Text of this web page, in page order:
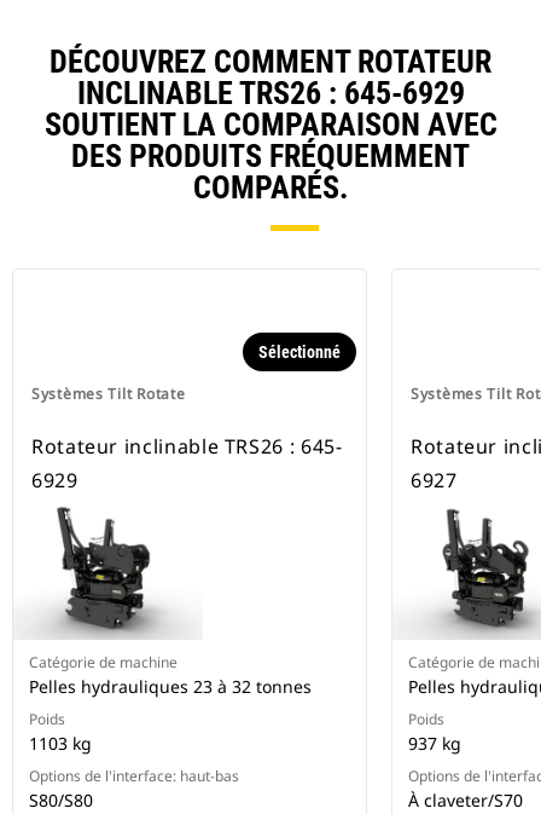
DÉCOUVREZ COMMENT ROTATEUR
INCLINABLE TRS26 : 645-6929
SOUTIENT LA COMPARAISON AVEC
DES PRODUITS FRÉQUEMMENT
COMPARÉS.
Systèmes Tilt Rotate
Sélectionné
Rotateur inclinable TRS26 : 645-
6929
Catégorie de machine
Pelles hydrauliques 23 à 32 tonnes
Poids
1103 kg
Options de l'interface: haut-bas
S80/S80
Systèmes Tilt
Rotateur
6927
Catégorie de
Pelles
Poids
937 kg
Options de
À claveter/S70